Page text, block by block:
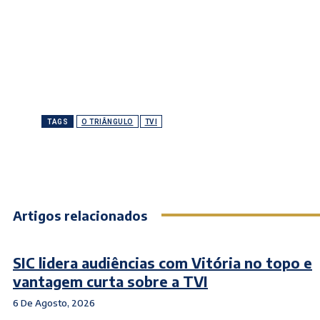
TAGS O TRIÂNGULO TVI
Artigos relacionados
SIC lidera audiências com Vitória no topo e
vantagem curta sobre a TVI
6 De Agosto, 2026